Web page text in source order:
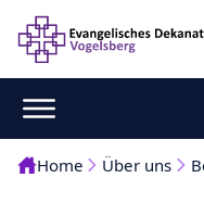
Home Über uns